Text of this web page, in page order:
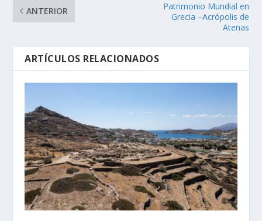
ANTERIOR
Patrimonio Mundial en
Grecia –Acrópolis de
Atenas
ARTÍCULOS RELACIONADOS